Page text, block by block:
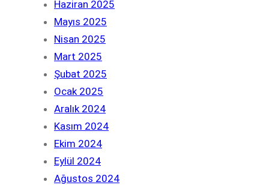
Haziran 2025
Mayıs 2025
Nisan 2025
Mart 2025
Şubat 2025
Ocak 2025
Aralık 2024
Kasım 2024
Ekim 2024
Eylül 2024
Ağustos 2024